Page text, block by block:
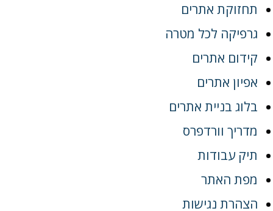
תחזוקת אתרים
גרפיקה לכל מטרה
קידום אתרים
אפיון אתרים
בלוג בניית אתרים
מדריך וורדפרס
תיק עבודות
מפת האתר
הצהרת נגישות